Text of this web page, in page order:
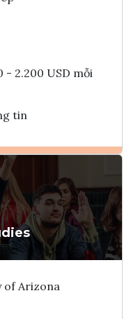
- 2.200 USD mỗi
tin
Tham vấn Interlink
of Arizona